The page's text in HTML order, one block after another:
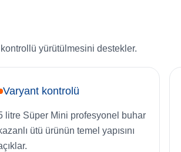
yürütülmesini destekler.
Varyant kontrolü
litre Süper Mini profesyonel buhar
ütü ürünün temel yapısını